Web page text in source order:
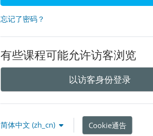
忘记了密码？
有些课程可能允许访客浏览
以访客身份登录
简体中文 ‎(zh_cn)‎ Cookie通告